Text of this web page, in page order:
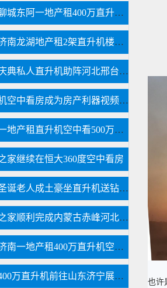
也许
山东聊城东阿一地产租400万直升机看房
山东济南龙湖地产租2架直升机楼盘开业
元旦庆典私人直升机助阵河北邢台一珠宝商家
直升机空中看房成为房产利器视频播放量近千万
济南一地产租直升机空中看500万别墅
家继续在恒大360度空中看房
真正圣诞老人成土豪坐直升机送钻戒和空中婚礼
飞机之家顺利完成内蒙古赤峰河北承德航空测绘
山东济南一地产租400万直升机空中看泉城
一架400万直升机前往山东济宁展开美国白蛾防治